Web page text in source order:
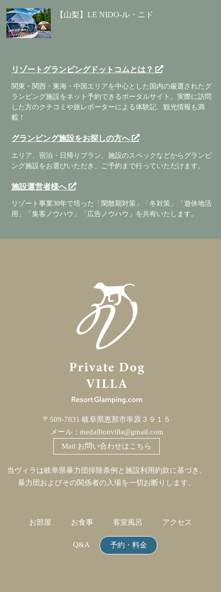
【山梨】LE NIDO-ル・ニド
リゾートグランピングドットコムとは？
関東・関西・東海・中国エリアを中心とした国内の厳選されたグ
ランピング施設をネット予約できるポータルサイト。実際に訪問
した方のクチコミや旅レポーターによる体験記、観光情報も満
載！
グランピング施設をお探しの方へ
エリア、宿泊・日帰りプラン、施設のスペックなどからグランピ
ング施設をお選びいただき、ご予約まで行っていただけます。
施設運営者様へ
リゾート事業30年で培った「閑散期対策」「冬対策」「遊休地活
用」「集客ノウハウ」「広告ノウハウ」を共有いたします。
〒509-7831 岐阜県恵那市串原３９１５
メール： medallionvilla@gmail.com
Mail お問い合わせはこちら
当ヴィラは岐阜県暴力団排除条例と施設利用約款に基づき、
暴力団およびその関係者の入場を一切お断りします。
お部屋 お食事 客室風呂 アクセス
Q&A 予約・料金